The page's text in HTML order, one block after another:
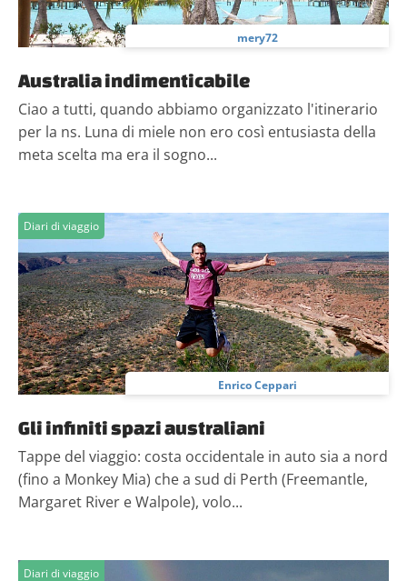
mery72
Australia indimenticabile
Ciao a tutti, quando abbiamo organizzato l'itinerario
per la ns. Luna di miele non ero così entusiasta della
meta scelta ma era il sogno...
Diari di viaggio
Enrico Ceppari
Gli infiniti spazi australiani
Tappe del viaggio: costa occidentale in auto sia a nord
(fino a Monkey Mia) che a sud di Perth (Freemantle,
Margaret River e Walpole), volo...
Diari di viaggio